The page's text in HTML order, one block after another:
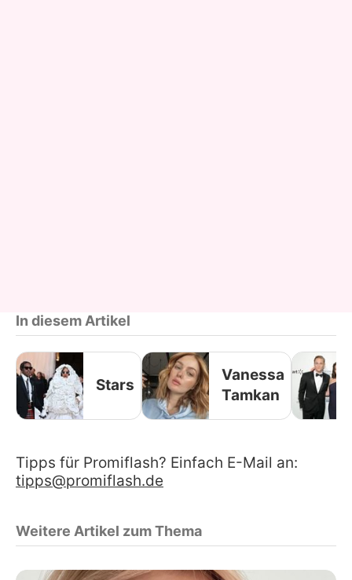
In diesem Artikel
Stars
Vanessa
Tamkan
Tipps für Promiflash? Einfach E-Mail an:
tipps@promiflash.de
Weitere Artikel zum Thema